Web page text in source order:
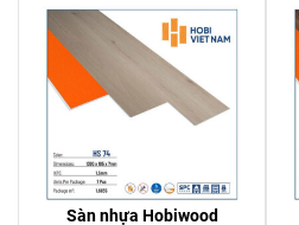
Sàn nhựa Hobiwood